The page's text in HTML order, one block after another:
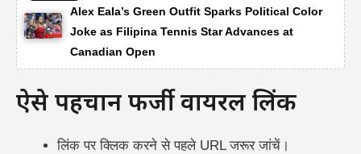
Alex Eala’s Green Outfit Sparks Political Color
Joke as Filipina Tennis Star Advances at
Canadian Open
ऐसे पहचानें फर्जी वायरल लिंक
लिंक पर क्लिक करने से पहले URL जरूर जांचें।